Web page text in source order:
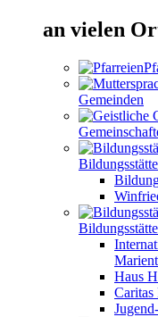
an vielen
Gemeinden
Haus
Caritas